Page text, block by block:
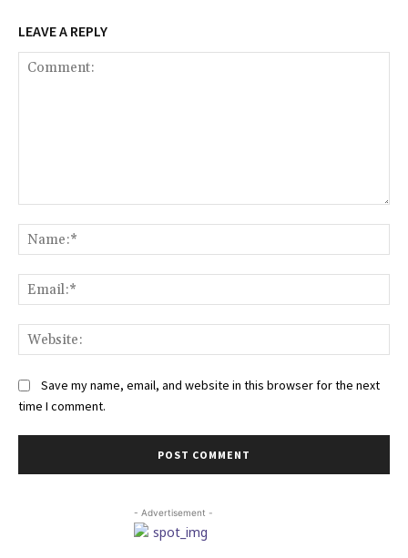
LEAVE A REPLY
Save my name, email, and website in this browser for the next
time I comment.
- Advertisement -